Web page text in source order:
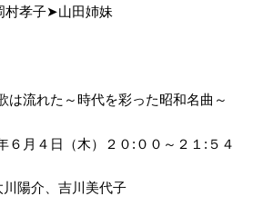
村孝子➤山田姉妹
は流れた～時代を彩った昭和名曲～
６月４日（木）２０:００～２１:５４
川陽介、吉川美代子